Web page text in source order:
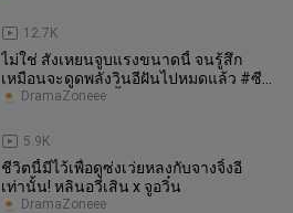
12.7K
ไม่ใช่ สังเหยนจูบแรงขนาดนี้ จนรู้สึก
เหมือนจะดูดพลังวินอีฝันไปหมดแล้ว #ซี
รีส์จีบผัวยาก#ไป๋จิ้งถิงจางร
5.9K
DramaZoneee
ชีวิตนี้มีไว้เพื่อดูซ่งเว่ยหลงกับจางจิ้งอี
เท่านั้น! หลินอวี่เสิน x จูอวิ๋น
DramaZoneee